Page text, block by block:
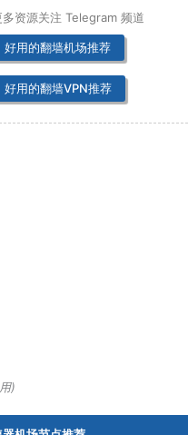
多资源关注 Telegram 频道
好用的翻墙机场推荐
好用的翻墙VPN推荐
)